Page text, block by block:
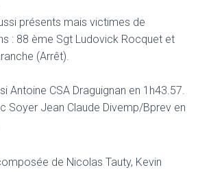
présents mais victimes de
: 88 ème Sgt Ludovick Rocquet et
(Arrêt).
Antoine CSA Draguignan en 1h43.57.
Soyer Jean Claude Divemp/Bprev en
de Nicolas Tauty, Kevin